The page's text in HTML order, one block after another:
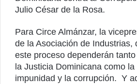
Julio César de la Rosa.
Para Circe Almánzar, la
de la Asociación de Industrias,
este proceso dependerán
la Justicia Dominicana como
impunidad y la corrupción. Y